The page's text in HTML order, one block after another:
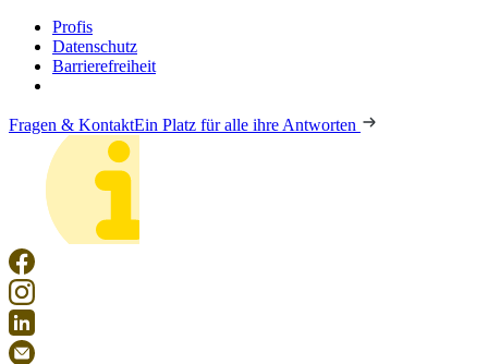
Profis
Datenschutz
Barrierefreiheit
Fragen & KontaktEin Platz für alle ihre Antworten